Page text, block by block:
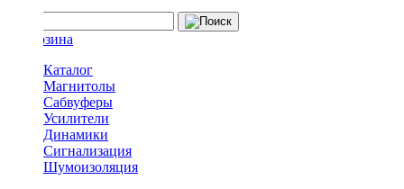
Каталог
Магнитолы
Сабвуферы
Усилители
Динамики
Сигнализация
Шумоизоляция